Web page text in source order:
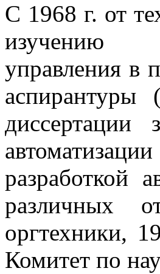
С 1968 г. от
изучению
управления в
аспирантуры
диссертации
разработкой
различных
оргтехники,
Комитет по